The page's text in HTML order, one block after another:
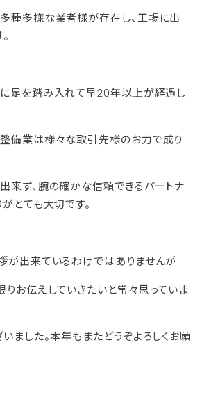
種多様な業者様が存在し、工場に出
足を踏み入れて早20年以上が経過し
備業は様々な取引先様のお力で成り
来ず、腕の確かな信頼できるパートナ
とても大切です。
が出来ているわけではありませんが
りお伝えしていきたいと常々思っていま
ました。本年もまたどうぞよろしくお願